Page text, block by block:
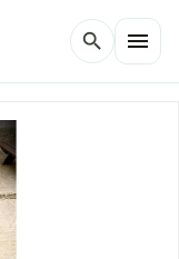
search menu